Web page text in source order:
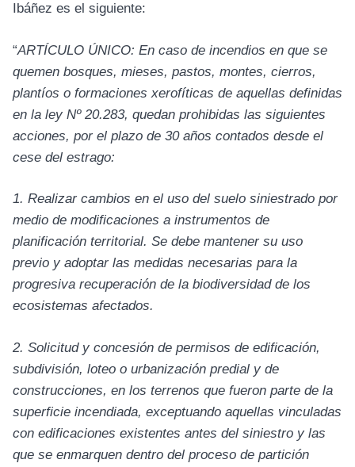
Ibáñez es el siguiente:
“ARTÍCULO ÚNICO: En caso de incendios en que se
quemen bosques, mieses, pastos, montes, cierros,
plantíos o formaciones xerofíticas de aquellas definidas
en la ley Nº 20.283, quedan prohibidas las siguientes
acciones, por el plazo de 30 años contados desde el
cese del estrago:
1. Realizar cambios en el uso del suelo siniestrado por
medio de modificaciones a instrumentos de
planificación territorial. Se debe mantener su uso
previo y adoptar las medidas necesarias para la
progresiva recuperación de la biodiversidad de los
ecosistemas afectados.
2. Solicitud y concesión de permisos de edificación,
subdivisión, loteo o urbanización predial y de
construcciones, en los terrenos que fueron parte de la
superficie incendiada, exceptuando aquellas vinculadas
con edificaciones existentes antes del siniestro y las
que se enmarquen dentro del proceso de partición